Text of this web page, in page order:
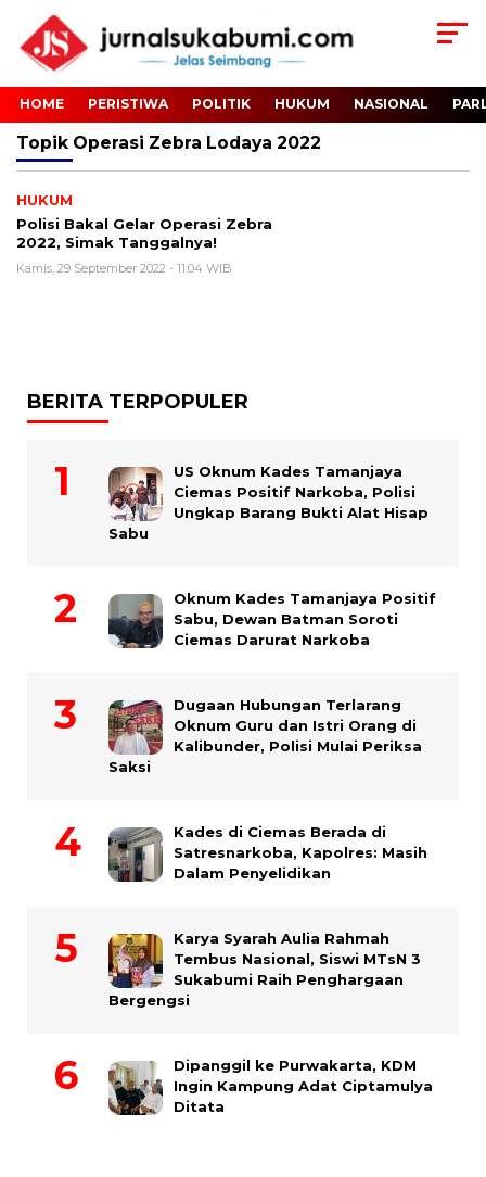
HOME PERISTIWA POLITIK HUKUM NASIONAL
Topik Operasi Zebra Lodaya 2022
HUKUM
Polisi Bakal Gelar Operasi Zebra
2022, Simak Tanggalnya!
Kamis, 29 September 2022 - 11:04 WIB
BERITA TERPOPULER
US Oknum Kades Tamanjaya
Ciemas Positif Narkoba, Polisi
Ungkap Barang Bukti Alat Hisap
Sabu
Oknum Kades Tamanjaya Positif
Sabu, Dewan Batman Soroti
Ciemas Darurat Narkoba
Dugaan Hubungan Terlarang
Oknum Guru dan Istri Orang di
Kalibunder, Polisi Mulai Periksa
Saksi
Kades di Ciemas Berada di
Satresnarkoba, Kapolres: Masih
Dalam Penyelidikan
Karya Syarah Aulia Rahmah
Tembus Nasional, Siswi MTsN 3
Sukabumi Raih Penghargaan
Bergengsi
Dipanggil ke Purwakarta, KDM
Ingin Kampung Adat Ciptamulya
Ditata